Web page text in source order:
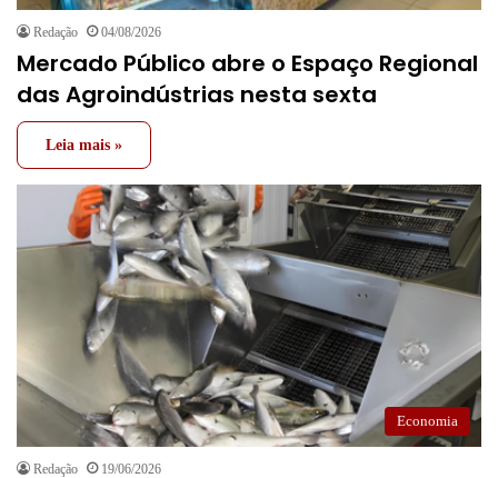
Redação 04/08/2026
Mercado Público abre o Espaço Regional
das Agroindústrias nesta sexta
Leia mais »
Economia
Redação 19/06/2026